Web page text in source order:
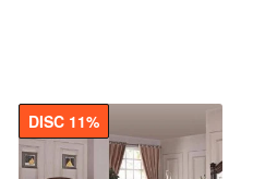
DISC 11%